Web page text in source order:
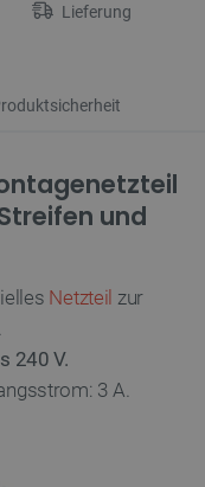
Lieferung
und
Netzteil zur
240 V.
3 A.